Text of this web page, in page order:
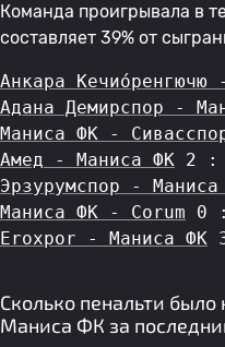
Команда проигрывала в
составляет 39% от
Анкара
Адана Демирспор -
Маниса ФК -
Амед - Маниса ФК 2 :
Эрзурумспор -
Маниса ФК - Corum 0
Eroxpor - Маниса ФК
Сколько пенальти было
Маниса ФК за